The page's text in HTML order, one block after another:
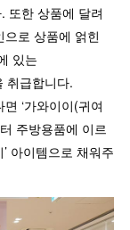
또한 상품에 달려
로 상품에 얽힌
있는
취급합니다.
‘가와이이(귀여
주방용품에 이르
아이템으로 채워주